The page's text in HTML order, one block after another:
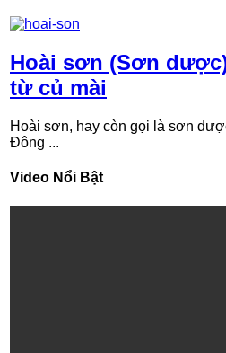
Hoài sơn (Sơn
từ củ mài
Hoài sơn, hay còn gọi là sơn
Đông ...
Video Nổi Bật